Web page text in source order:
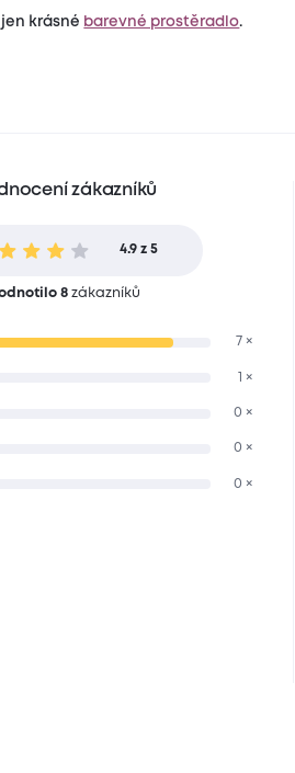
krásné barevné prostěradlo.
zákazníků
4.9 z 5
8 zákazníků
7 ×
1 ×
0 ×
0 ×
0 ×